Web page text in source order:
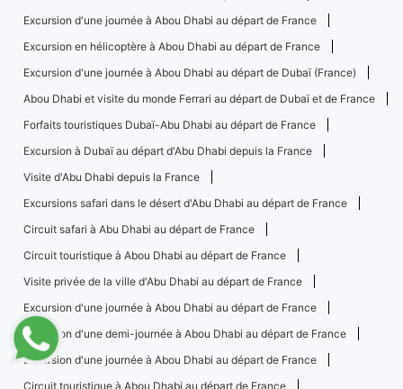
Excursion d'une journée à Abou Dhabi au départ de France
Excursion en hélicoptère à Abou Dhabi au départ de France
Excursion d'une journée à Abou Dhabi au départ de Dubaï (France)
Abou Dhabi et visite du monde Ferrari au départ de Dubaï et de France
Forfaits touristiques Dubaï-Abu Dhabi au départ de France
Excursion à Dubaï au départ d'Abu Dhabi depuis la France
Visite d'Abu Dhabi depuis la France
Excursions safari dans le désert d'Abu Dhabi au départ de France
Circuit safari à Abu Dhabi au départ de France
Circuit touristique à Abou Dhabi au départ de France
Visite privée de la ville d'Abu Dhabi au départ de France
Excursion d'une journée à Abou Dhabi au départ de France
Excursion d'une demi-journée à Abou Dhabi au départ de France
Excursion d'une journée à Abou Dhabi au départ de France
Circuit touristique à Abou Dhabi au départ de France